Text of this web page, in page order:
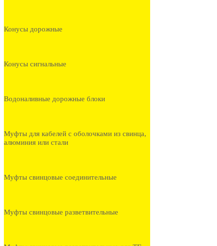
Конусы дорожные
Конусы сигнальные
Водоналивные дорожные блоки
Муфты для кабелей с оболочками из свинца,
алюминия или стали
Муфты свинцовые соединительные
Муфты свинцовые разветвительные